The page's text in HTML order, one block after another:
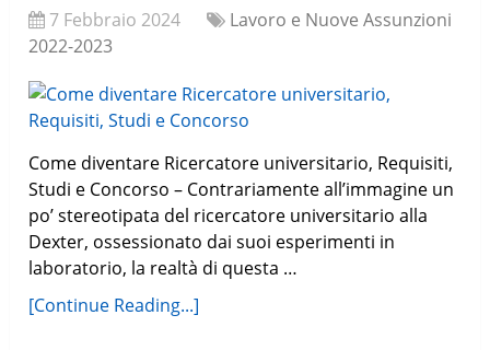
7 Febbraio 2024
Lavoro e Nuove Assunzioni
2022-2023
Come diventare Ricercatore universitario, Requisiti,
Studi e Concorso – Contrariamente all’immagine un
po’ stereotipata del ricercatore universitario alla
Dexter, ossessionato dai suoi esperimenti in
laboratorio, la realtà di questa …
[Continue Reading...]